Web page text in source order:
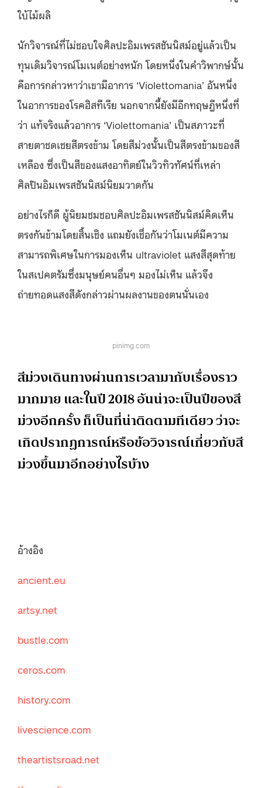
ใบ้ไม้ผลิ
นักวิจารณ์ที่ไม่ชอบใจศิลปะอิมเพรสชันนิสม์อยู่แล้วเป็น
ทุนเดิมวิจารณ์โมเนต์อย่างหนัก โดยหนึ่งในคำวิพากษ์นั้น
คือการกล่าวหาว่าเขามีอาการ ‘Violettomania’ อันหนึ่ง
ในอาการของโรคฮิสทีเรีย นอกจากนี้ยังมีอีกทฤษฎีหนึ่งที่
ว่า แท้จริงแล้วอาการ ‘Violettomania’ เป็นสภาวะที่
สายตาชดเชยสีตรงข้าม โดยสีม่วงนั้นเป็นสีตรงข้ามของสี
เหลือง ซึ่งเป็นสีของแสงอาทิตย์ในวิวทิวทัศน์ที่เหล่า
ศิลปินอิมเพรสชันนิสม์นิยมวาดกัน
อย่างไรก็ดี ผู้นิยมชมชอบศิลปะอิมเพรสชันนิสม์คิดเห็น
ตรงกันข้ามโดยสิ้นเชิง แถมยังเชื่อกันว่าโมเนต์มีความ
สามารถพิเศษในการมองเห็น ultraviolet แสงสีสุดท้าย
ในสเปคตรัมซึ่งมนุษย์คนอื่นๆ มองไม่เห็น แล้วจึง
ถ่ายทอดแสงสีดังกล่าวผ่านผลงานของตนนั่นเอง
pinimg.com
สีม่วงเดินทางผ่านการเวลามากับเรื่องราว
มากมาย และในปี 2018 อันน่าจะเป็นปีของสี
ม่วงอีกครั้ง ก็เป็นที่น่าติดตามทีเดียว ว่าจะ
เกิดปรากฏการณ์หรือข้อวิจารณ์เกี่ยวกับสี
ม่วงขึ้นมาอีกอย่างไรบ้าง
อ้างอิง
ancient.eu
artsy.net
bustle.com
ceros.com
history.com
livescience.com
theartistsroad.net